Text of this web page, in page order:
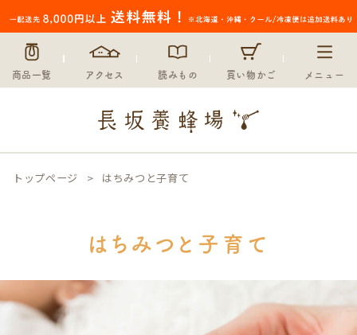
商品一覧 アクセス 読みもの 買い物かご メニュー
トップページ はちみつと子育て
はちみつと子育て